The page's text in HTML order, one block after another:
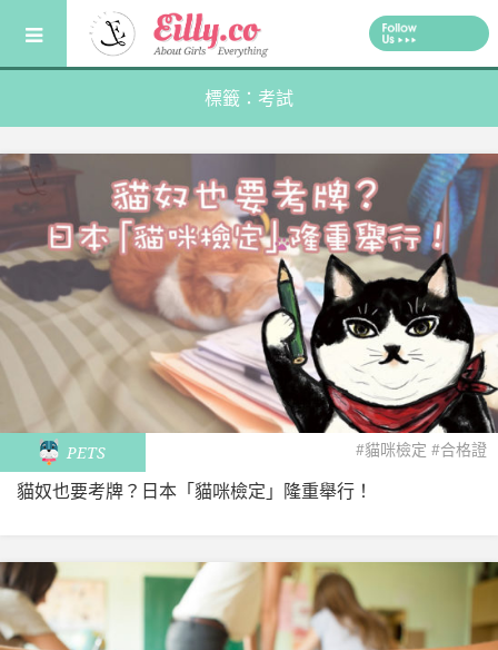
content
標籤：考試
PETS #貓咪檢定 #合格證
貓奴也要考牌？日本「貓咪檢定」隆重舉行！